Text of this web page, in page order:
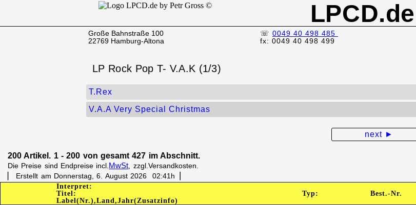
LPCD.de
Große Bahnstraße 100
22769 Hamburg-Altona
☏ 0049 40 498 485
fx: 0049 40 498 499
LP Rock Pop T- V.A.K (1/3)
T.Rex
V.A.A Very Special Christmas
next ►
200 Artikel. 1 - 200 von gesamt 427 im Abschnitt.
Die Preise sind Endpreise incl. MwSt , zzgl.Versandkosten.
▏ Erstellt am Donnerstag, 6. August 2026 02:41h▕
Interpret:
Titel:
Label(Nr.),Land,Jahr(Zusatzinfo)
Typ: Best.-Nr.